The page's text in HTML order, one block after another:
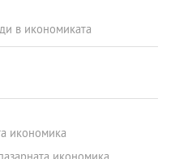
в икономиката
икономика